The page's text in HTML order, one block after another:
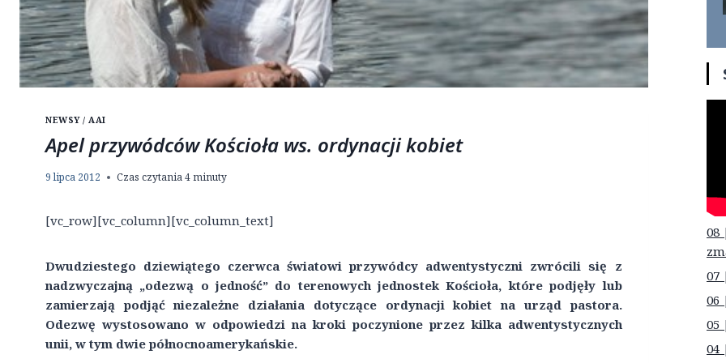
NEWSY / AAI
Apel przywódców Kościoła ws. ordynacji kobiet
9 lipca 2012 Czas czytania4minuty
[vc_row][vc_column][vc_column_text]
Dwudziestego dziewiątego czerwca światowi przywódcy adwentystyczni zwrócili się z
nadzwyczajną „odezwą o jedność” do terenowych jednostek Kościoła, które podjęły lub
zamierzają podjąć niezależne działania dotyczące ordynacji kobiet na urząd pastora.
Odezwę wystosowano w odpowiedzi na kroki poczynione przez kilka adwentystycznych
unii, w tym dwie północnoamerykańskie.
08
07
06
05
04